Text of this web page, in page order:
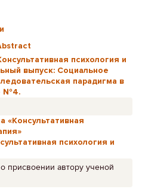
психология и
выпуск: Социальное
парадигма в
№4.
«Консультативная
психология и
присвоении автору ученой